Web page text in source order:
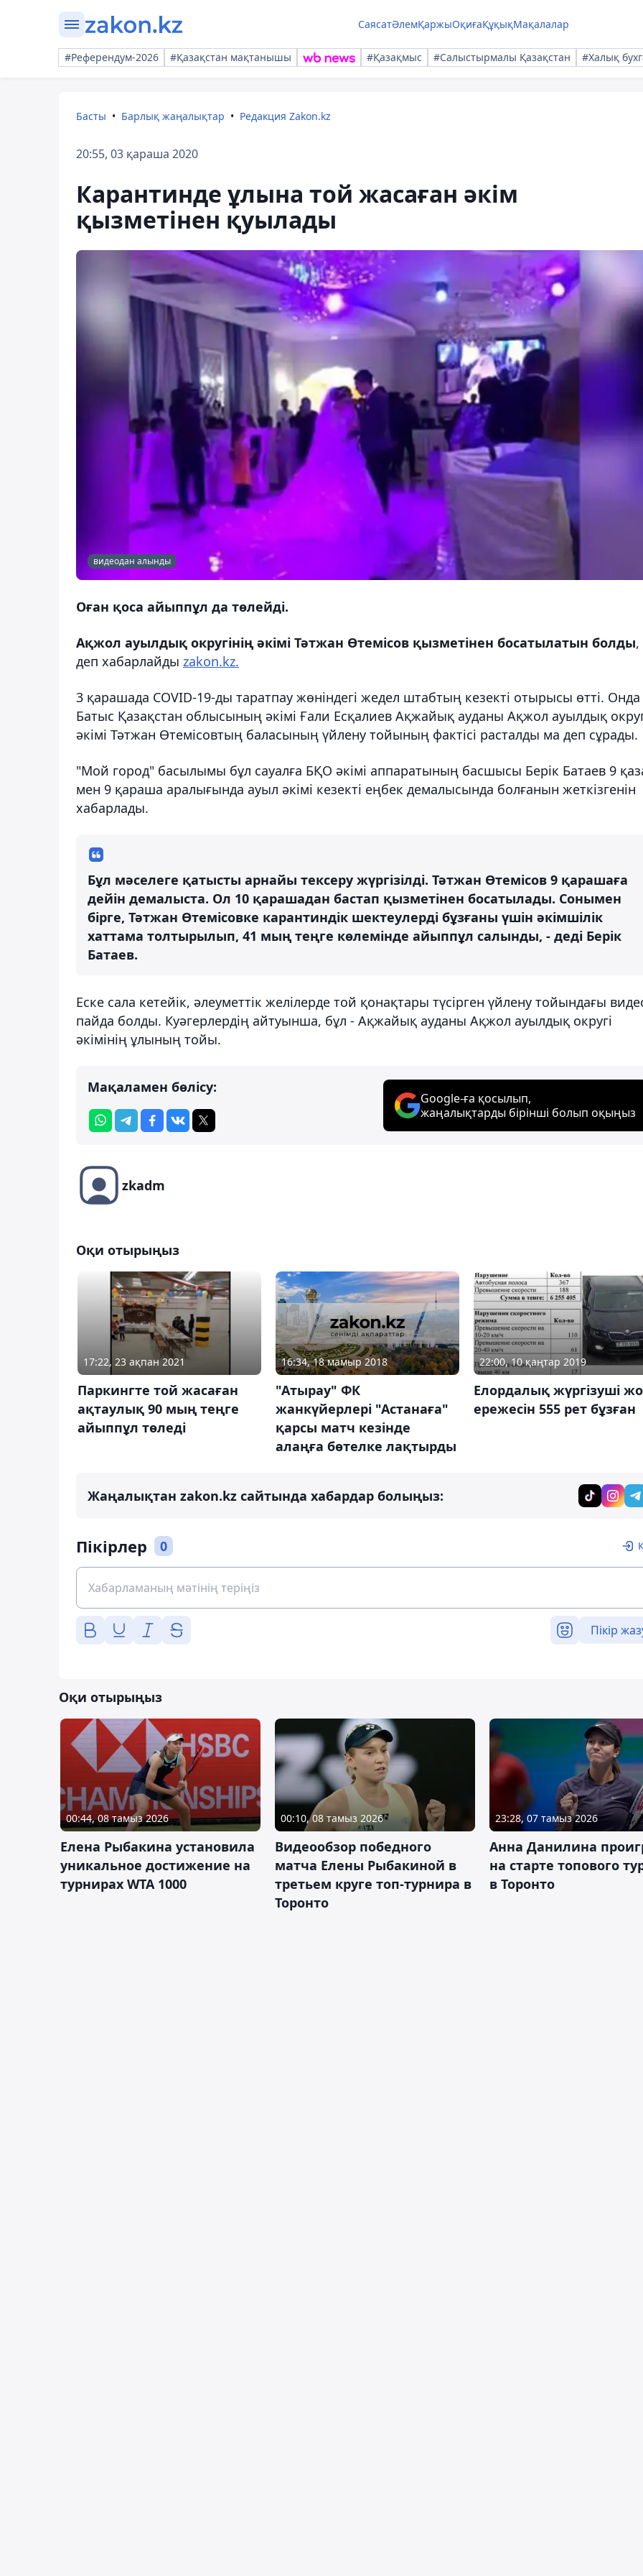
СаясатӘлемҚаржыОқиғаҚұқықМақалалар
#Референдум-2026 #Қазақстан мақтанышы #Қазақмыс #Салыстырмалы Қазақстан #Халық
Басты Барлық жаңалықтар Редакция Zakon.kz
20:55, 03 қараша 2020
Карантинде ұлына той жасаған әкім
қызметінен қуылады
видеодан алынды
Оған қоса айыппұл да төлейді.
Ақжол ауылдық округінің әкімі Тәтжан Өтемісов қызметінен босатылатын болды,
деп хабарлайды zakon.kz.
3 қарашада COVID-19-ды таратпау жөніндегі жедел штабтың кезекті отырысы өтті. Онда
Батыс Қазақстан облысының әкімі Ғали Есқалиев Ақжайық ауданы Ақжол ауылдық
әкімі Тәтжан Өтемісовтың баласының үйлену тойының фактісі расталды ма деп сұрады.
"Мой город" басылымы бұл сауалға БҚО әкімі аппаратының басшысы Берік Батаев 9
мен 9 қараша аралығында ауыл әкімі кезекті еңбек демалысында болғанын жеткізгенін
хабарлады.
Бұл мәселеге қатысты арнайы тексеру жүргізілді. Тәтжан Өтемісов 9 қарашаға
дейін демалыста. Ол 10 қарашадан бастап қызметінен босатылады. Сонымен
бірге, Тәтжан Өтемісовке карантиндік шектеулерді бұзғаны үшін әкімшілік
хаттама толтырылып, 41 мың теңге көлемінде айыппұл салынды, - деді Берік
Батаев.
Еске сала кетейік, әлеуметтік желілерде той қонақтары түсірген үйлену тойындағы
пайда болды. Куәгерлердің айтуынша, бұл - Ақжайық ауданы Ақжол ауылдық округі
әкімінің ұлының тойы.
Мақаламен бөлісу:
Google-ға қосылып,
жаңалықтарды бірінші болып оқыңыз
zkadm
Оқи отырыңыз
17:22, 23 ақпан 2021
Паркингте той жасаған
ақтаулық 90 мың теңге
айыппұл төледі
16:34, 18 мамыр 2018
"Атырау" ФК
жанкүйерлері "Астанаға"
қарсы матч кезінде
алаңға бөтелке лақтырды
22:00, 10 қаңтар 2019
Елордалық жүргізуші
ережесін 555 рет бұзған
Жаңалықтан zakon.kz сайтында хабардар болыңыз:
Пікірлер 0
Пікір
Оқи отырыңыз
00:44, 08 тамыз 2026
Елена Рыбакина установила
уникальное достижение на
турнирах WTA 1000
00:10, 08 тамыз 2026
Видеообзор победного
матча Елены Рыбакиной в
третьем круге топ-турнира в
Торонто
23:28, 07 тамыз 2026
Анна Данилина
на старте топового
в Торонто